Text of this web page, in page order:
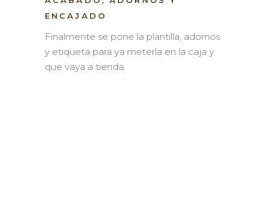
ENCAJADO
Finalmente se pone la plantilla, adornos
y etiqueta para ya meterla en la caja y
que vaya a tienda.